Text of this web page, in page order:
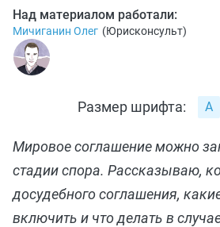
Над материалом работали:
Мичиганин Олег (Юрисконсульт)
Размер шрифта:
Мировое соглашение можно
стадии спора. Рассказываю,
досудебного соглашения,
включить и что делать в